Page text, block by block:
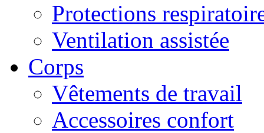
Protections
Ventilation assistée
Corps
Vêtements de travail
Accessoires confort